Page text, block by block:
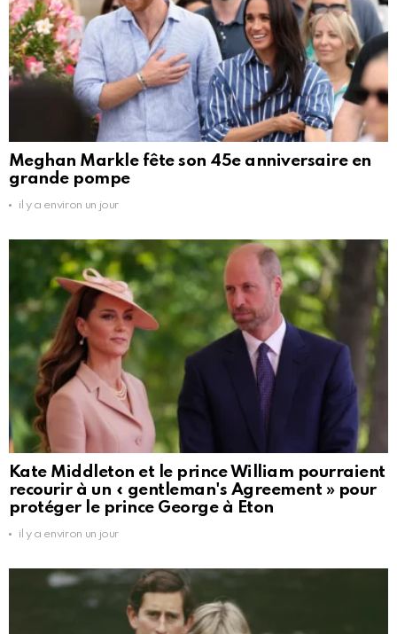
Meghan Markle fête son 45e anniversaire en
grande pompe
il y a environ un jour
Kate Middleton et le prince William pourraient
recourir à un « gentleman's Agreement » pour
protéger le prince George à Eton
il y a environ un jour